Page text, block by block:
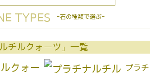
TYPES -石の種類で選ぶ-
ルチルクォーツ」一覧
プラチ